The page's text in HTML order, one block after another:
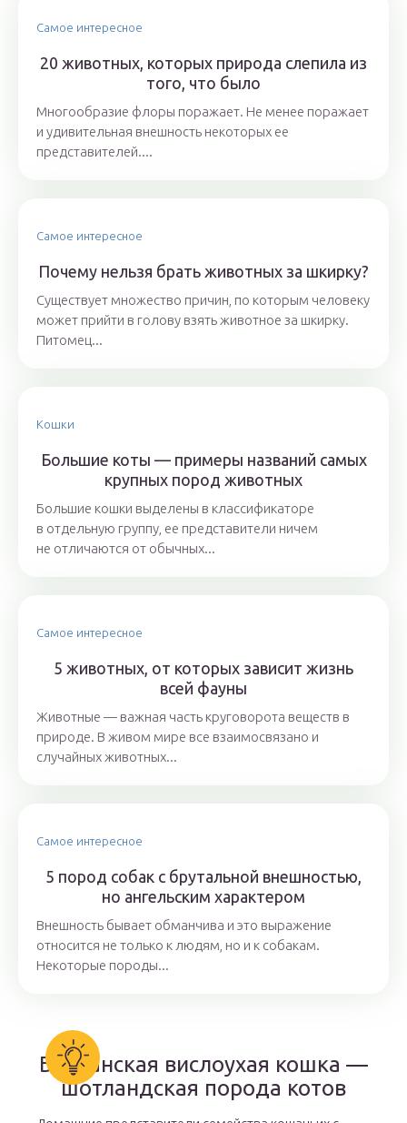
Самое интересное
20 животных, которых природа слепила из
того, что было
Многообразие флоры поражает. Не менее поражает
и удивительная внешность некоторых ее
представителей....
Самое интересное
Почему нельзя брать животных за шкирку?
Существует множество причин, по которым человеку
может прийти в голову взять животное за шкирку.
Питомец...
Кошки
Большие коты — примеры названий самых
крупных пород животных
Большие кошки выделены в классификаторе
в отдельную группу, ее представители ничем
не отличаются от обычных...
Самое интересное
5 животных, от которых зависит жизнь
всей фауны
Животные — важная часть круговорота веществ в
природе. В живом мире все взаимосвязано и
случайных животных...
Самое интересное
5 пород собак с брутальной внешностью,
но ангельским характером
Внешность бывает обманчива и это выражение
относится не только к людям, но и к собакам.
Некоторые породы...
Британская вислоухая кошка —
шотландская порода котов